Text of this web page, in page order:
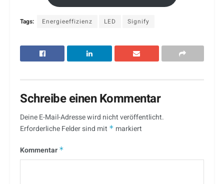
Tags: Energieeffizienz LED Signify
Schreibe einen Kommentar
Deine E-Mail-Adresse wird nicht veröffentlicht.
Erforderliche Felder sind mit * markiert
Kommentar *